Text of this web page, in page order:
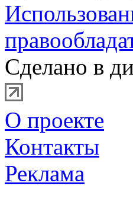
Сделано в
О проекте
Контакты
Реклама